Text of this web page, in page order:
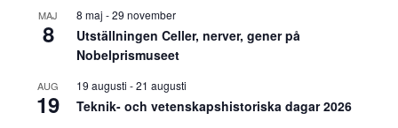
MAJ
8
8 maj -29 november
Utställningen Celler, nerver, gener på
Nobelprismuseet
AUG
19
19 augusti -21 augusti
Teknik- och vetenskapshistoriska dagar 2026